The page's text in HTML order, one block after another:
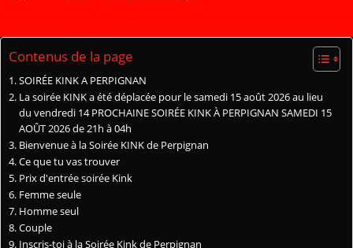
Contenus de la page
SOIRÉE KINK A PERPIGNAN
La soirée KINK a été déplacée pour le samedi 15 août 2026 au lieu
du vendredi 14 PROCHAINE SOIRÉE KINK À PERPIGNAN SAMEDI 15
AOÛT 2026 de 21h à 04h
Bienvenue à la Soirée KINK de Perpignan
Ce que tu vas trouver
Prix d'entrée soirée Kink
Femme seule
Homme seul
Couple
Inscris-toi à la Soirée Kink de Perpignan